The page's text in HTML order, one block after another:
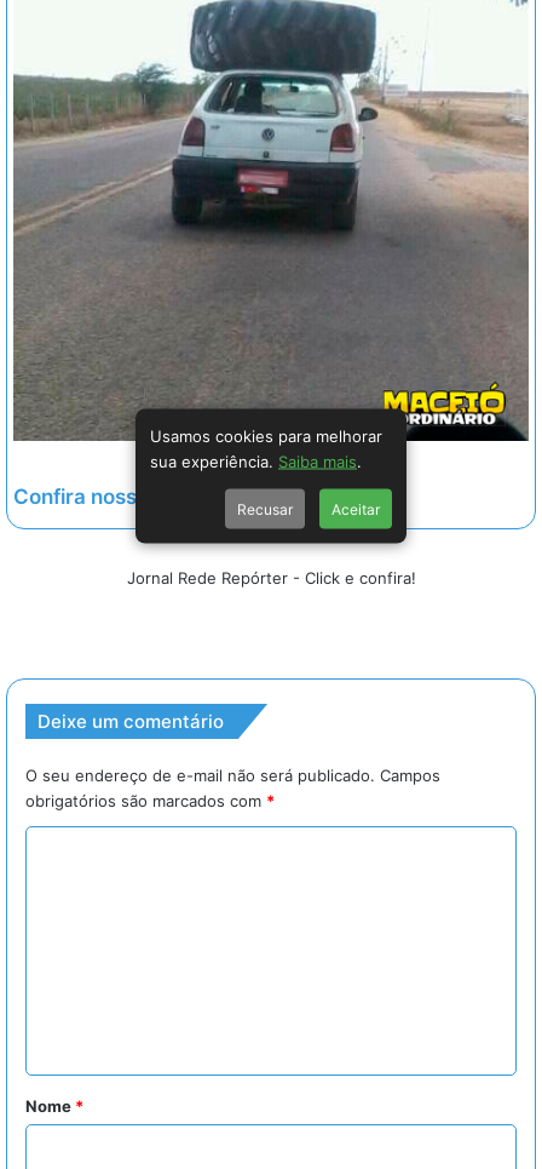
Confira nossa galeria completa.
Jornal Rede Repórter - Click e confira!
Deixe um comentário
O seu endereço de e-mail não será publicado. Campos
obrigatórios são marcados com *
r
i
Nome *
Usamos cookies para melhorar
sua experiência. Saiba mais.
Recusar Aceitar